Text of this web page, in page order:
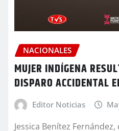
NACIONALES
MUJER INDÍGENA
DISPARO ACCIDENTAL
Editor Noticias
Jessica Benítez